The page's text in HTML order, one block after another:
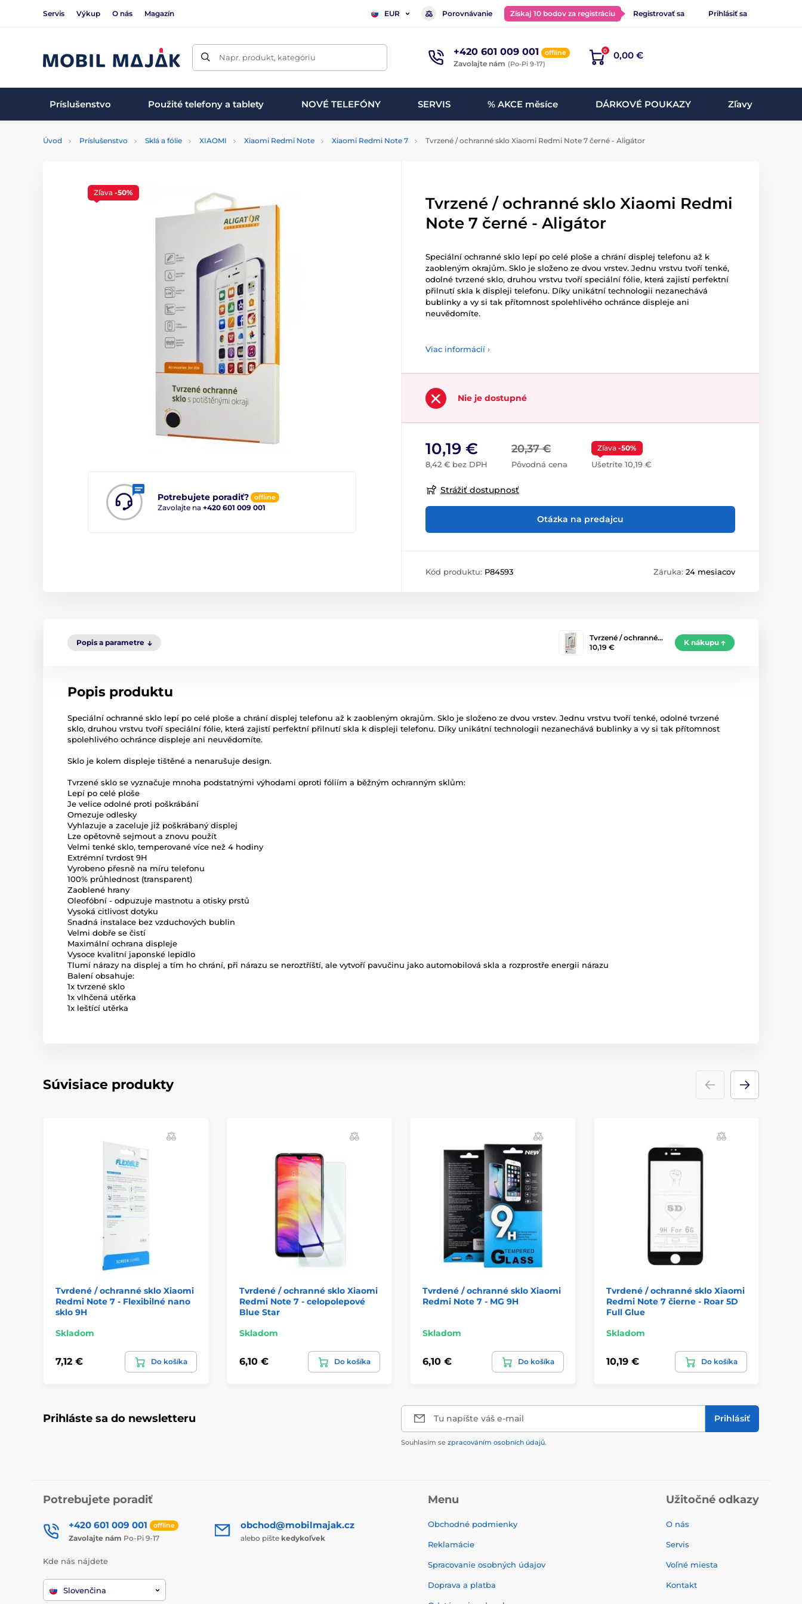
Servis Výkup O nás Magazín EUR Porovnávanie Získaj 10 bodov za registráciu Registrovať sa Prihlásiť sa
Napr. produkt, kategóriu +420 601 009 001 offline
Zavolajte nám (Po-Pi 9-17)
0 0,00 €
Príslušenstvo Použité telefony a tablety NOVÉ TELEFÓNY SERVIS % AKCE měsíce DÁRKOVÉ POUKAZY Zľavy
Úvod Príslušenstvo Sklá a fólie XIAOMI Xiaomi Redmi Note Xiaomi Redmi Note 7 Tvrzené / ochranné sklo Xiaomi Redmi Note 7 černé - Aligátor
Potrebujete poradiť? offline
Zavolajte na +420 601 009 001
Zľava -50%
Tvrzené / ochranné sklo Xiaomi Redmi
Note 7 černé - Aligátor
Speciální ochranné sklo lepí po celé ploše a chrání displej telefonu až k
zaobleným okrajům. Sklo je složeno ze dvou vrstev. Jednu vrstvu tvoří tenké,
odolné tvrzené sklo, druhou vrstvu tvoří speciální fólie, která zajistí perfektní
přilnutí skla k displeji telefonu. Díky unikátní technologii nezanechává
bublinky a vy si tak přítomnost spolehlivého ochránce displeje ani
neuvědomíte.
Viac informácií ›
Nie je dostupné
20,37 €
Pôvodná cena
10,19 €
8,42 € bez DPH
Zľava -50%
Ušetríte 10,19 €
Strážiť dostupnosť
Otázka na predajcu
Kód produktu: P84593 Záruka: 24 mesiacov
Popis a parametre
Tvrzené / ochranné…
10,19 €
K nákupu
Popis produktu
Speciální ochranné sklo lepí po celé ploše a chrání displej telefonu až k zaobleným okrajům. Sklo je složeno ze dvou vrstev. Jednu vrstvu tvoří tenké, odolné tvrzené
sklo, druhou vrstvu tvoří speciální fólie, která zajistí perfektní přilnutí skla k displeji telefonu. Díky unikátní technologii nezanechává bublinky a vy si tak přítomnost
spolehlivého ochránce displeje ani neuvědomíte.
Sklo je kolem displeje tištěné a nenarušuje design.
Tvrzené sklo se vyznačuje mnoha podstatnými výhodami oproti fóliím a běžným ochranným sklům:
Lepí po celé ploše
Je velice odolné proti poškrábání
Omezuje odlesky
Vyhlazuje a zaceluje již poškrábaný displej
Lze opětovně sejmout a znovu použít
Velmi tenké sklo, temperované více než 4 hodiny
Extrémní tvrdost 9H
Vyrobeno přesně na míru telefonu
100% průhlednost (transparent)
Zaoblené hrany
Oleofóbní - odpuzuje mastnotu a otisky prstů
Vysoká citlivost dotyku
Snadná instalace bez vzduchových bublin
Velmi dobře se čistí
Maximální ochrana displeje
Vysoce kvalitní japonské lepidlo
Tlumí nárazy na displej a tím ho chrání, při nárazu se neroztříští, ale vytvoří pavučinu jako automobilová skla a rozprostře energii nárazu
Balení obsahuje:
1x tvrzené sklo
1x vlhčená utěrka
1x leštící utěrka
Súvisiace produkty
Tvrdené / ochranné sklo Xiaomi
Redmi Note 7 - Flexibilné nano
sklo 9H
Skladom
7,12 € Do košíka
Tvrdené / ochranné sklo Xiaomi
Redmi Note 7 - celopolepové
Blue Star
Skladom
6,10 € Do košíka
Tvrdené / ochranné sklo Xiaomi
Redmi Note 7 - MG 9H
Skladom
6,10 € Do košíka
Tvrdené / ochranné sklo Xiaomi
Redmi Note 7 čierne - Roar 5D
Full Glue
Skladom
10,19 € Do košíka
Prihláste sa do newsletteru Tu napíšte váš e-mail Prihlásiť
Souhlasím se zpracováním osobních údajů.
Potrebujete poradiť
+420 601 009 001 offline
Zavolajte nám Po-Pi 9-17
obchod@mobilmajak.cz
alebo píšte kedykoľvek
Kde nás nájdete
Slovenčina
Menu
Obchodné podmienky
Reklamácie
Spracovanie osobných údajov
Doprava a platba
Užitočné odkazy
O nás
Servis
Voľné miesta
Kontakt